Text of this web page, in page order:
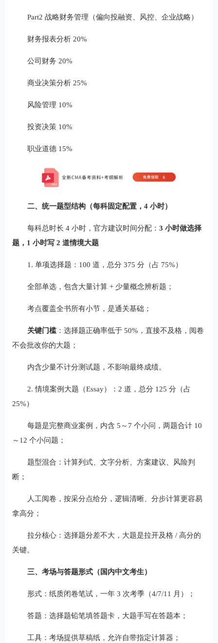
Part2 战略财务管理（偏向投融资、风控、企业战略）
财务报表分析 20%
公司财务 20%
商业决策分析 25%
风险管理 10%
投资决策 10%
职业道德 15%
二、统一题型结构（每科固定配置，4 小时）
每科总时长 4 小时，官方建议时间分配： 3 小时做选择
题，1 小时写 2 道情境大题
1. 单项选择题：100 道，总分 375 分（占 75%）
全部单选，包含大量计算 + 少量概念辨析题；
考点覆盖全书所有小节，是通关基础；
关键门槛：选择题正确率低于 50%，直接不及格，阅卷
不会批改你的大题；
内含少量不计分测试题，不影响最终成绩。
2. 情境案例大题（Essay）：2 道，总分 125 分（占
25%）
每题是完整商业案例，内含 5～7 个小问，两题合计 10
～12 个小问题；
题型混合：计算列式、文字分析、方案建议、风险判
断；
人工阅卷，按采分点给分，逻辑清晰、分步计算更容易
拿高分；
拉分核心：选择题分差不大，大题是拉开及格 / 高分的
关键。
三、考场与答题形式（国内中文考生）
形式：纸质闭卷笔试，一年 3 次考季（4/7/11 月）；
答题：选择题铅笔填答题卡，大题手写在答题本；
工具：考场提供草稿纸，允许自带指定计算器；